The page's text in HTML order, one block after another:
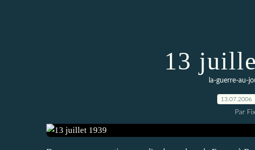
13
la-guerre-au-
13.07.2006
Par Fix